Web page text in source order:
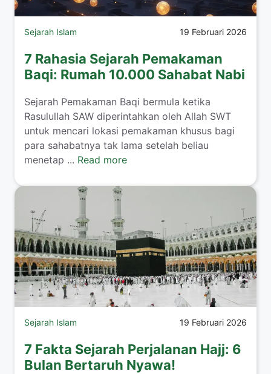
Sejarah Islam 19 Februari 2026
7 Rahasia Sejarah Pemakaman
Baqi: Rumah 10.000 Sahabat Nabi
Sejarah Pemakaman Baqi bermula ketika
Rasulullah SAW diperintahkan oleh Allah SWT
untuk mencari lokasi pemakaman khusus bagi
para sahabatnya tak lama setelah beliau
menetap ... Read more
Sejarah Islam 19 Februari 2026
7 Fakta Sejarah Perjalanan Hajj: 6
Bulan Bertaruh Nyawa!